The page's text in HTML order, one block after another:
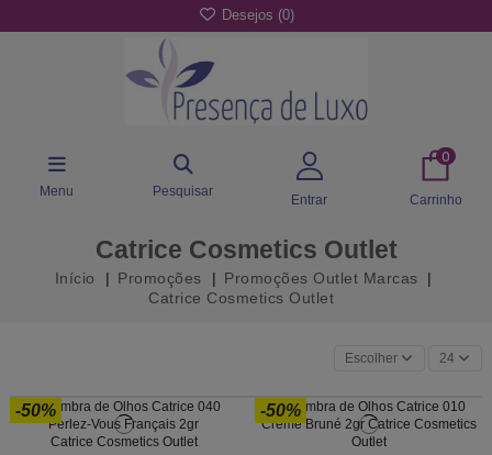
Desejos (0)
Menu Pesquisar
Entrar
0
Carrinho
Catrice Cosmetics Outlet
Início Promoções
Promoções Outlet Marcas
Catrice Cosmetics Outlet
Escolher 24
-50% -50%